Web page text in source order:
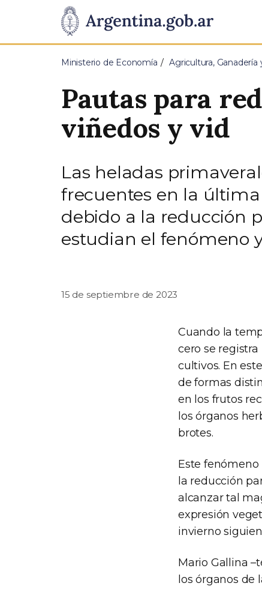
Presidencia
de
Pasar al contenido principal
Ministerio de Economía Agricultura, Ganadería
Pautas para
viñedos y vid
Las heladas
frecuentes en la
debido a la reducción
estudian el fenómeno
15 de septiembre de 2023
Cuando la
cero se
cultivos. En
de formas
en los frutos
los órganos
brotes.
Este
la reducción
alcanzar tal
expresión
invierno
Mario Gallina
los órganos